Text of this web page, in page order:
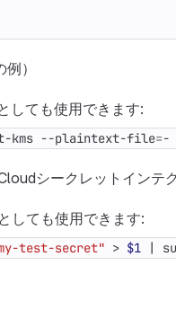
）
しても使用できます:
kms --plaintext-file=-
シークレットインテ
しても使用できます:
test-secret" > $1 |